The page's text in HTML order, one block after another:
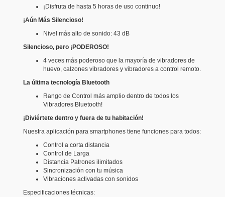
¡Disfruta de hasta 5 horas de uso continuo!
¡Aún Más Silencioso!
Nivel más alto de sonido: 43 dB
Silencioso, pero ¡PODEROSO!
4 veces más poderoso que la mayoría de vibradores de
huevo, calzones vibradores y vibradores a control remoto.
La última tecnología Bluetooth
Rango de Control más amplio dentro de todos los
Vibradores Bluetooth!
¡Diviértete dentro y fuera de tu habitación!
Nuestra aplicación para smartphones tiene funciones para todos:
Control a corta distancia
Control de Larga
Distancia Patrones ilimitados
Sincronización con tu música
Vibraciones activadas con sonidos
Especificaciones técnicas: